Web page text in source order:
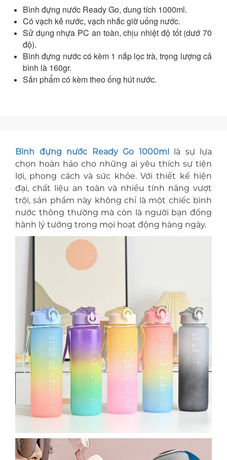
Bình đựng nước Ready Go, dung tích 1000ml.
Có vạch kẻ nước, vạch nhắc giờ uống nước.
Sử dụng nhựa PC an toàn, chịu nhiệt độ tốt (dướ 70
độ).
Bình đựng nước có kèm 1 nắp lọc trà, trọng lượng cả
bình là 160gr.
Sản phẩm có kèm theo ống hút nước.
Bình đựng nước Ready Go 1000ml
là sự lựa
chọn hoàn hảo cho những ai yêu thích sự tiện
lợi, phong cách và sức khỏe. Với thiết kế hiện
đại, chất liệu an toàn và nhiều tính năng vượt
trội, sản phẩm này không chỉ là một chiếc bình
nước thông thường mà còn là người bạn đồng
hành lý tưởng trong mọi hoạt động hàng ngày.